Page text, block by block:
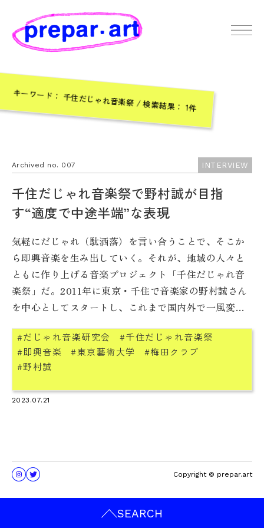
SEARCH
キーワード： 千住だじゃれ音楽祭 / 検索結果： 1件
Archived no. 007 INTERVIEW
千住だじゃれ音楽祭で野村誠が目指
す“適度で中途半端”な表現
気軽にだじゃれ（駄洒落）を言い合うことで、そこか
ら即興音楽を生み出していく。それが、地域の人々と
ともに作り上げる音楽プロジェクト「千住だじゃれ音
楽祭」だ。2011年に東京・千住で音楽家の野村誠さん
を中心としてスタートし、これまで国内外で一風変わ
を担っているのが「だじゃれ音楽研究会」のメンバー
たち。なぜ研究会なのか？ 「駄」こそが大事だとい
う、その在り方とは？ 野村さんに話を聞いた。
だじゃれ音楽研究会
千住だじゃれ音楽祭
即興音楽
東京藝術大学
梅田クラブ
野村誠
2023.07.21
Copyright © prepar.art